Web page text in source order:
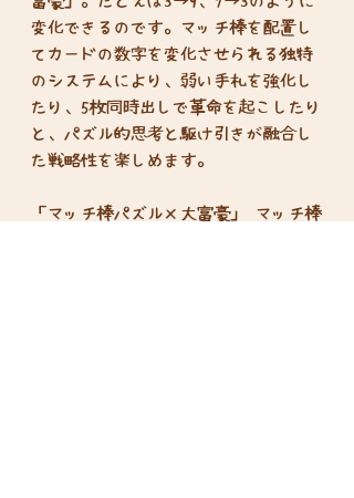
変化できるのです。マッチ棒を配置し
てカードの数字を変化させられる独特
のシステムにより、弱い手札を強化し
たり、5枚同時出しで革命を起こしたり
と、パズル的思考と駆け引きが融合し
た戦略性を楽しめます。
「マッチ棒パズル×大富豪」 マッチ棒